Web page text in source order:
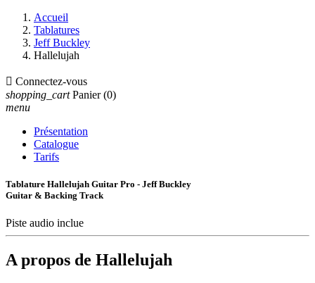
Accueil
Tablatures
Jeff Buckley
Hallelujah
 Connectez-vous
shopping_cart Panier (0)
menu
Présentation
Catalogue
Tarifs
Tablature Hallelujah Guitar Pro - Jeff Buckley
Guitar & Backing Track
Piste audio inclue
A propos de Hallelujah